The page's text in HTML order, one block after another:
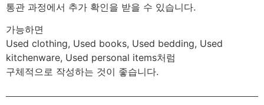
통관 과정에서 추가 확인을 받을 수 있습니다.
가능하면
Used clothing, Used books, Used bedding, Used
kitchenware, Used personal items처럼
구체적으로 작성하는 것이 좋습니다.